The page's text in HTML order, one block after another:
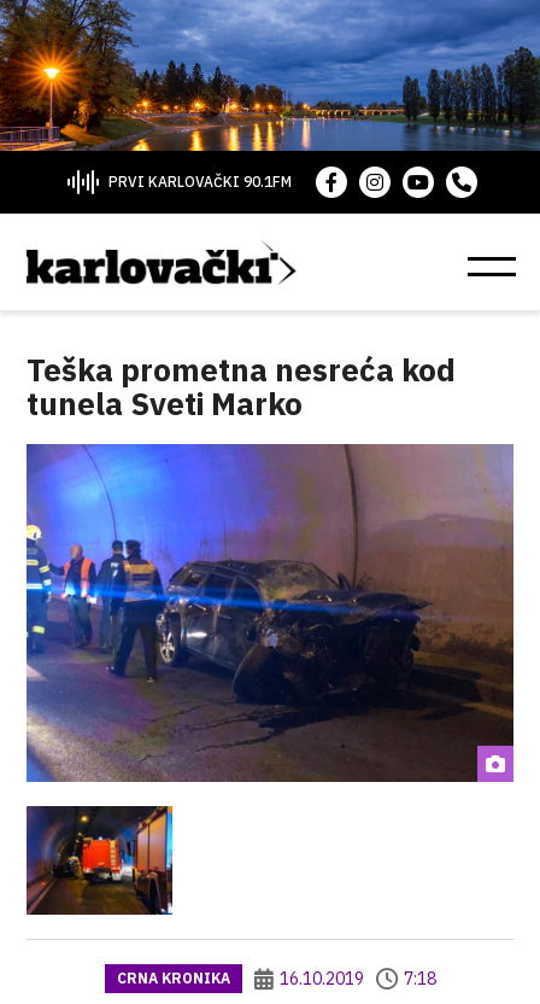
PRVI KARLOVAČKI 90.1FM
Teška prometna nesreća kod
tunela Sveti Marko
CRNA KRONIKA 16.10.2019
7:18